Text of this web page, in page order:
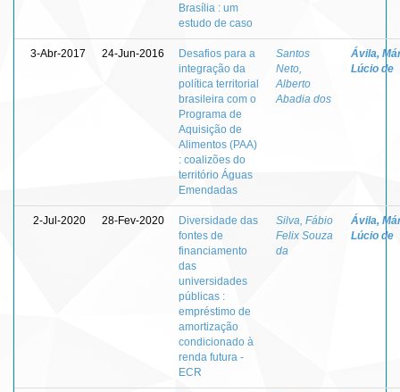
Brasília : um
estudo de caso
3-Abr-2017 24-Jun-2016
Desafios para a
integração da
política territorial
brasileira com o
Programa de
Aquisição de
Alimentos (PAA)
: coalizões do
território Águas
Emendadas
Santos
Neto,
Alberto
Abadia dos
Ávila,
Lúcio de
2-Jul-2020 28-Fev-2020
Diversidade das
fontes de
financiamento
das
universidades
públicas :
empréstimo de
amortização
condicionado à
renda futura -
ECR
Silva, Fábio
Felix Souza
da
Ávila,
Lúcio de